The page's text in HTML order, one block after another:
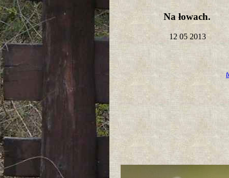
Na łowach.
12 05 2013